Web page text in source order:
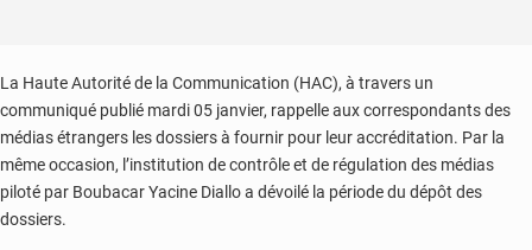
La Haute Autorité de la Communication (HAC), à travers un
communiqué publié mardi 05 janvier, rappelle aux correspondants des
médias étrangers les dossiers à fournir pour leur accréditation. Par la
même occasion, l’institution de contrôle et de régulation des médias
piloté par Boubacar Yacine Diallo a dévoilé la période du dépôt des
dossiers.